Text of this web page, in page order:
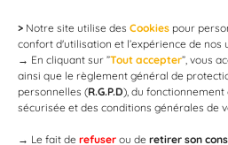
> Notre site utilise des Cookies pour
confort d'utilisation et l’expérience de nos
→ En cliquant sur ”Tout accepter”, vous
ainsi que le règlement général de
personnelles (R.G.P.D), du fonctionnement
sécurisée et des conditions générales de
→ Le fait de refuser ou de retirer son
Newsletter